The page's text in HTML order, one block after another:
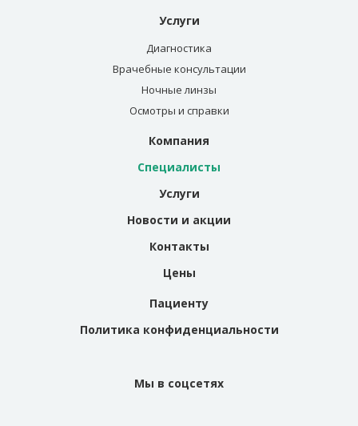
Услуги
Диагностика
Врачебные консультации
Ночные линзы
Осмотры и справки
Компания
Специалисты
Услуги
Новости и акции
Контакты
Цены
Пациенту
Политика конфиденциальности
Мы в соцсетях